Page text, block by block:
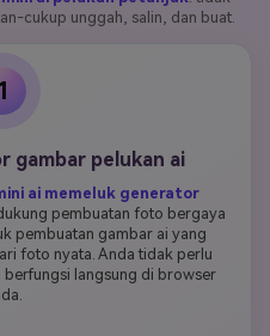
cukup unggah, salin, dan buat.
gambar pelukan ai
ai memeluk generator
pembuatan foto bergaya
pembuatan gambar ai yang
foto nyata. Anda tidak perlu
berfungsi langsung di browser